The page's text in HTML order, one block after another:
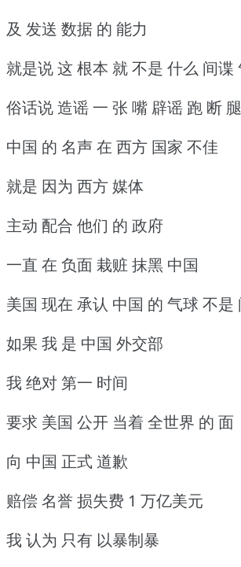
及 发送 数据 的 能力
就是说 这 根本 就 不是 什么 间谍
俗话说 造谣 一 张 嘴 辟谣 跑 断 腿
中国 的 名声 在 西方 国家 不佳
就是 因为 西方 媒体
主动 配合 他们 的 政府
一直 在 负面 栽赃 抹黑 中国
美国 现在 承认 中国 的 气球 不是
如果 我 是 中国 外交部
我 绝对 第一 时间
要求 美国 公开 当着 全世界 的 面
向 中国 正式 道歉
赔偿 名誉 损失费 1 万亿美元
我 认为 只有 以暴制暴